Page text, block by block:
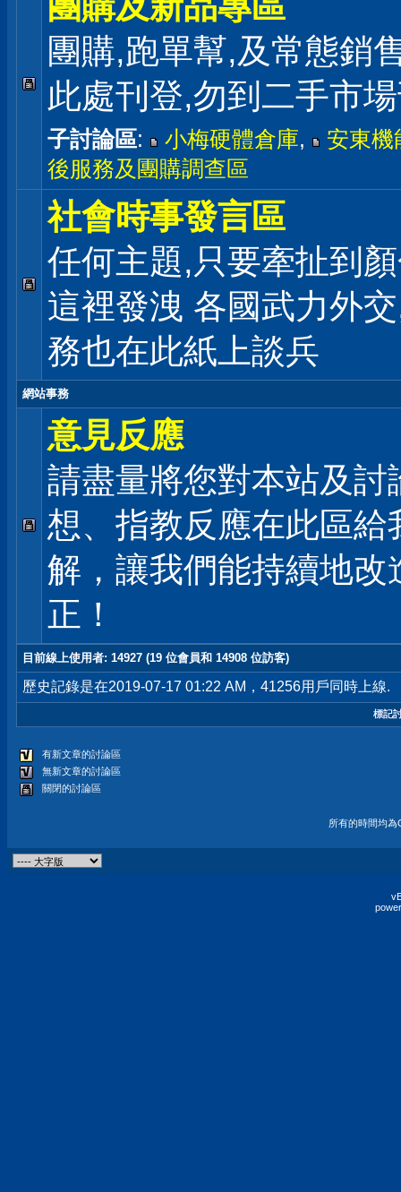
團購,跑單幫,及常態銷
此處刊登,勿到二手市
子討論區: 小梅硬體倉庫,
安東機
後服務及團購調查區
社會時事發言區
任何主題,只要牽扯到
這裡發洩 各國武力外
務也在此紙上談兵
網站事務
意見反應
請盡量將您對本站及討
想、指教反應在此區給
解，讓我們能持續地改
正！
目前線上使用者: 14927 (19 位會員和 14908 位訪客)
歷史記錄是在2019-07-17 01:22 AM，41256用戶同時上線.
標記
有新文章的討論區
無新文章的討論區
關閉的討論區
所有的時間均為